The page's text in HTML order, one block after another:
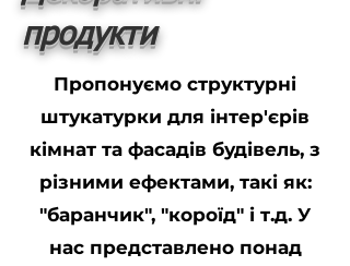
продукти
Пропонуємо структурні
штукатурки для інтер'єрів
кімнат та фасадів будівель, з
різними ефектами, такі як:
"баранчик", "короїд" і т.д. У
нас представлено понад